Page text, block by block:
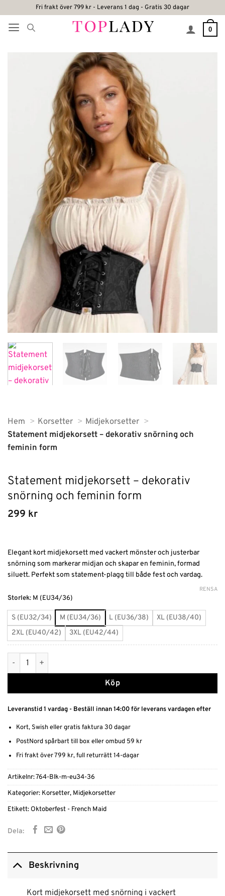
content
Fri frakt över 799 kr - Leverans 1 dag - Gratis 30 dagar
0
Hem Korsetter
Midjekorsetter
Statement midjekorsett – dekorativ snörning och
feminin form
Statement midjekorsett – dekorativ
snörning och feminin form
299 kr
Elegant kort midjekorsett med vackert mönster och justerbar
snörning som markerar midjan och skapar en feminin, formad
siluett. Perfekt som statement-plagg till både fest och vardag.
Storlek: M (EU34/36)
S (EU32/34) M (EU34/36) L (EU36/38)
XL (EU38/40)
2XL (EU40/42)
3XL (EU42/44)
RENSA
Statement midjekorsett – dekorativ snörning och feminin form
Köp
Alternative:
Leveranstid 1 vardag - Beställ innan 14:00 för leverans vardagen efter
Kort, Swish eller gratis faktura 30 dagar
PostNord spårbart till box eller ombud 59 kr
Fri frakt över 799 kr, full returrätt 14-dagar
Artikelnr:764-Blk-m-eu34-36
Kategorier: Korsetter, Midjekorsetter
Etikett: Oktoberfest - French Maid
Dela:
Beskrivning
Kort midjekorsett med snörning i vackert